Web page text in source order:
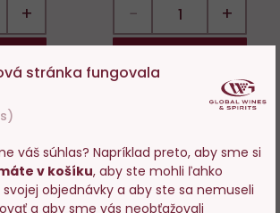
+ − +
Do
obľúbených
stránka fungovala
váš súhlas? Napríklad preto, aby sme si
v košíku, aby ste mohli ľahko
objednávky a aby ste sa nemuseli
a aby sme vás neobťažovali
Vstupujete na stránky s
alkoholu. Prosím